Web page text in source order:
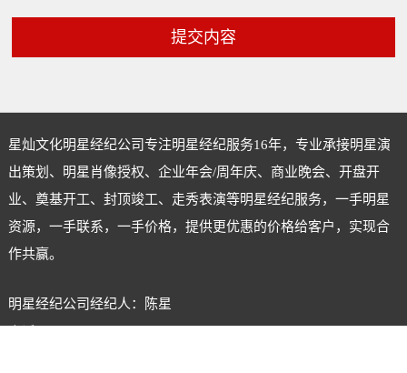
提交内容
星灿文化明星经纪公司专注明星经纪服务16年，专业承接明星演
出策划、明星肖像授权、企业年会/周年庆、商业晚会、开盘开
业、奠基开工、封顶竣工、走秀表演等明星经纪服务，一手明星
资源，一手联系，一手价格，提供更优惠的价格给客户，实现合
作共赢。
明星经纪公司经纪人：陈星